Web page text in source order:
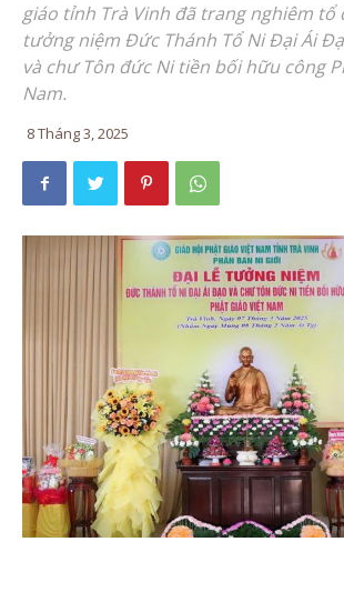
giáo tỉnh Trà Vinh đã trang nghiêm tổ
tưởng niệm Đức Thánh Tổ Ni Đại Ái
và chư Tôn đức Ni tiền bối hữu công
Nam.
8 Tháng 3, 2025